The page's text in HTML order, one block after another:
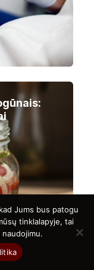
Jums bus patogu
tinklalapyje, tai